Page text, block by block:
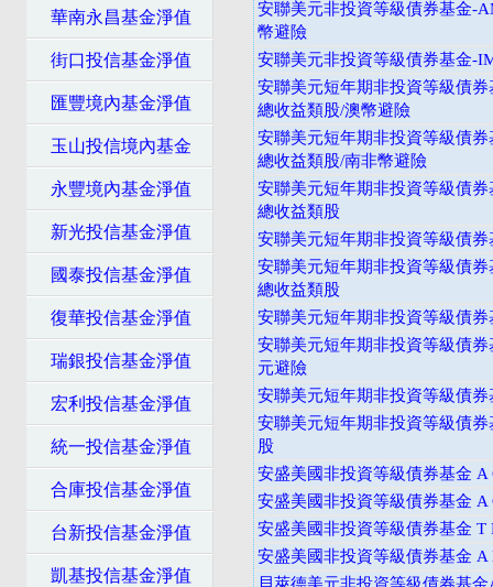
華南永昌基金淨值
街口投信基金淨值
匯豐境內基金淨值
玉山投信境內基金
永豐境內基金淨值
新光投信基金淨值
國泰投信基金淨值
復華投信基金淨值
瑞銀投信基金淨值
宏利投信基金淨值
統一投信基金淨值
合庫投信基金淨值
台新投信基金淨值
凱基投信基金淨值
安聯美元非投資等級債券基金-
幣避險
安聯美元非投資等級債券基金-
安聯美元短年期非投資等級債
總收益類股/澳幣避險
安聯美元短年期非投資等級債
總收益類股/南非幣避險
安聯美元短年期非投資等級債
總收益類股
安聯美元短年期非投資等級債
安聯美元短年期非投資等級債
總收益類股
安聯美元短年期非投資等級債
安聯美元短年期非投資等級債
元避險
安聯美元短年期非投資等級債
安聯美元短年期非投資等級債
股
安盛美國非投資等級債券基金 A
安盛美國非投資等級債券基金 A
安盛美國非投資等級債券基金 T
安盛美國非投資等級債券基金 A